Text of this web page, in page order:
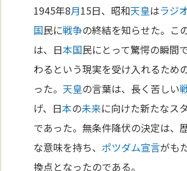
1945年8月15日、昭和天皇はラジ
国民に戦争の終結を知らせた。こ
は、日本国民にとって驚愕の瞬間
わるという現実を受け入れるため
った。天皇の言葉は、長く苦しい
げ、日本の未来に向けた新たなス
であった。無条件降伏の決定は、
な意味を持ち、 ポツダム宣言がも
換点となったのである。